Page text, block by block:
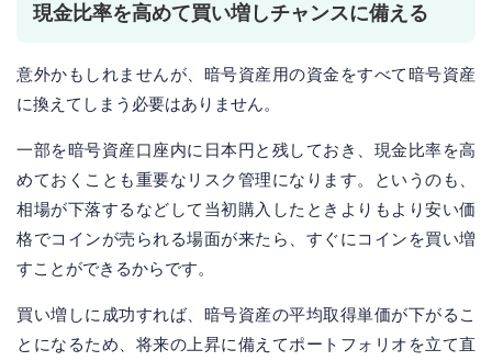
現金比率を高めて買い増しチャンスに備える
意外かもしれませんが、暗号資産用の資金をすべて暗号資産
に換えてしまう必要はありません。
一部を暗号資産口座内に日本円と残しておき、現金比率を高
めておくことも重要なリスク管理になります。というのも、
相場が下落するなどして当初購入したときよりもより安い価
格でコインが売られる場面が来たら、すぐにコインを買い増
すことができるからです。
買い増しに成功すれば、暗号資産の平均取得単価が下がるこ
とになるため、将来の上昇に備えてポートフォリオを立て直